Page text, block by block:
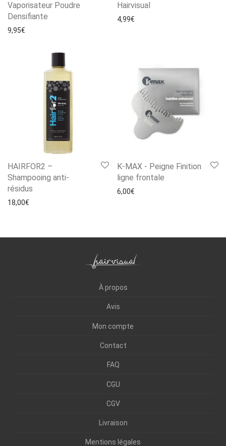
Vaporisateur Poudre
Densifiante
9,95€
Hairvisual
4,99€
HAIRFOR2 –
Shampooing anti-
résidus
18,00€
K-MAX - Peigne Finition
ligne frontale
6,00€
À propos
Avis
Mon compte
Contact
FAQ
CGU
CGV
Livraison
Mentions légales